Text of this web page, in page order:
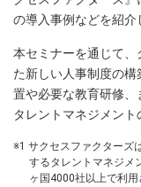
の導入事例などを紹介
本セミナーを通じて、
た新しい人事制度の
置や必要な教育研修
タレントマネジメント
※1 サクセスファクターズ
するタレントマネジメ
ヶ国4000社以上で利用